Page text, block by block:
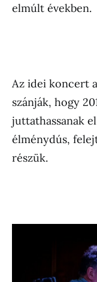
elmúlt években.
Az idei koncert
szánják, hogy
juttathassanak
élménydús,
részük.